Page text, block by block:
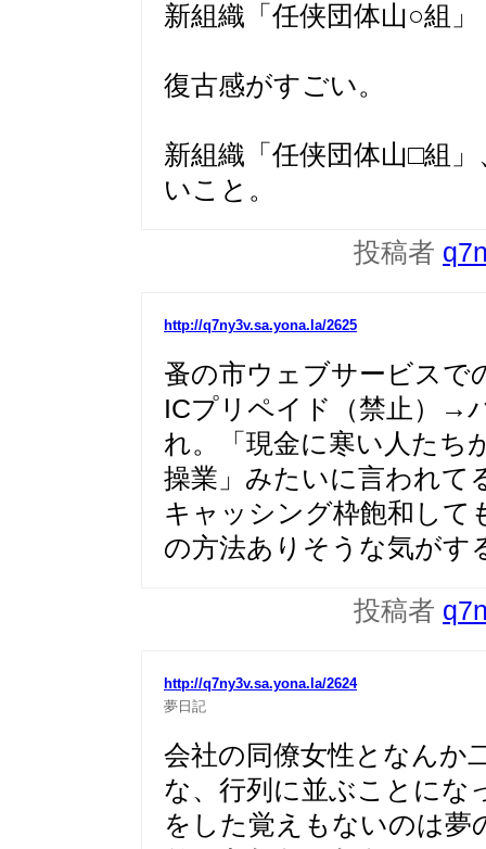
新組織「任侠団体山○組」
復古感がすごい。
新組織「任侠団体山□組
いこと。
投稿者
http://q7ny3v.sa.yona.la/2625
蚤の市ウェブサービス
ICプリペイド（禁止）→
れ。「現金に寒い人たち
操業」みたいに言われて
キャッシング枠飽和して
の方法ありそうな気がす
投稿者
http://q7ny3v.sa.yona.la/2624
夢日記
会社の同僚女性となんか
な、行列に並ぶことにな
をした覚えもないのは夢